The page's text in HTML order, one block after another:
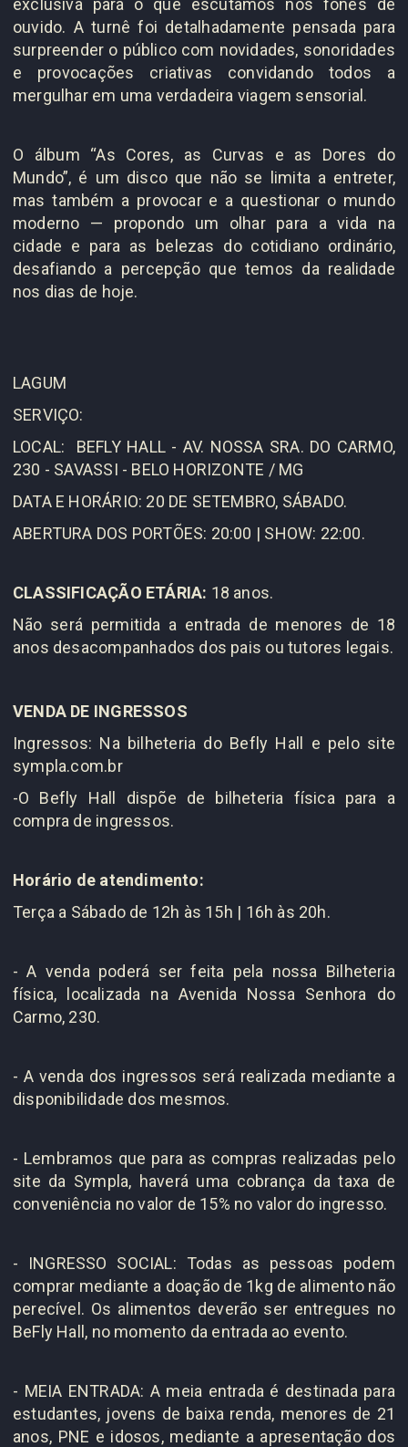
exclusiva para o que escutamos nos fones de
ouvido. A turnê foi detalhadamente pensada para
surpreender o público com novidades, sonoridades
e provocações criativas convidando todos a
mergulhar em uma verdadeira viagem sensorial.
O álbum “As Cores, as Curvas e as Dores do
Mundo”, é um disco que não se limita a entreter,
mas também a provocar e a questionar o mundo
moderno — propondo um olhar para a vida na
cidade e para as belezas do cotidiano ordinário,
desafiando a percepção que temos da realidade
nos dias de hoje.
LAGUM
SERVIÇO:
LOCAL: BEFLY HALL - AV. NOSSA SRA. DO CARMO,
230 - SAVASSI - BELO HORIZONTE / MG
DATA E HORÁRIO: 20 DE SETEMBRO, SÁBADO.
ABERTURA DOS PORTÕES: 20:00 | SHOW: 22:00.
CLASSIFICAÇÃO ETÁRIA: 18 anos.
Não será permitida a entrada de menores de 18
anos desacompanhados dos pais ou tutores legais.
VENDA DE INGRESSOS
Ingressos: Na bilheteria do Befly Hall e pelo site
sympla.com.br
-O Befly Hall dispõe de bilheteria física para a
compra de ingressos.
Horário de atendimento:
Terça a Sábado de 12h às 15h | 16h às 20h.
- A venda poderá ser feita pela nossa Bilheteria
física, localizada na Avenida Nossa Senhora do
Carmo, 230.
- A venda dos ingressos será realizada mediante a
disponibilidade dos mesmos.
- Lembramos que para as compras realizadas pelo
site da Sympla, haverá uma cobrança da taxa de
conveniência no valor de 15% no valor do ingresso.
- INGRESSO SOCIAL: Todas as pessoas podem
comprar mediante a doação de 1kg de alimento não
perecível. Os alimentos deverão ser entregues no
BeFly Hall, no momento da entrada ao evento.
- MEIA ENTRADA: A meia entrada é destinada para
estudantes, jovens de baixa renda, menores de 21
anos, PNE e idosos, mediante a apresentação dos